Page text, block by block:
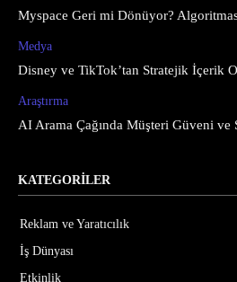
Myspace Geri mi Dönüyor?
Medya
Disney ve TikTok’tan Stratejik İçerik
Araştırma
AI Arama Çağında Müşteri Güveni ve
KATEGORİLER
Reklam ve Yaratıcılık
İş Dünyası
Etkinlik